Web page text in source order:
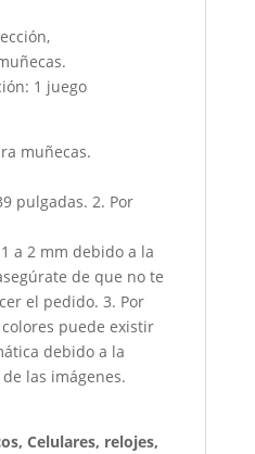
1 juego
muñecas.
pulgadas. 2. Por
a 2 mm debido a la
de que no te
el pedido. 3. Por
puede existir
debido a la
las imágenes.
Celulares, relojes,